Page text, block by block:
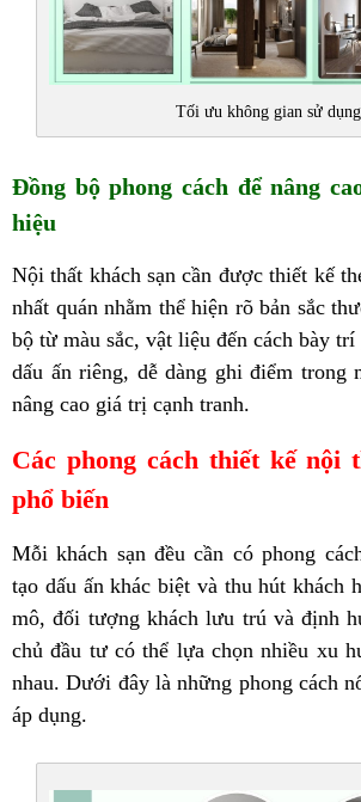
Tối ưu không gian sử dụng
Đồng bộ phong cách để nâng
hiệu
Nội thất khách sạn cần được thiết kế
nhất quán nhằm thể hiện rõ bản sắc
bộ từ màu sắc, vật liệu đến cách bày trí
dấu ấn riêng, dễ dàng ghi điểm trong
nâng cao giá trị cạnh tranh.
Các phong cách thiết kế nội
phổ biến
Mỗi khách sạn đều cần có phong
tạo dấu ấn khác biệt và thu hút khách
mô, đối tượng khách lưu trú và định
chủ đầu tư có thể lựa chọn nhiều xu
nhau. Dưới đây là những phong cách
áp dụng.